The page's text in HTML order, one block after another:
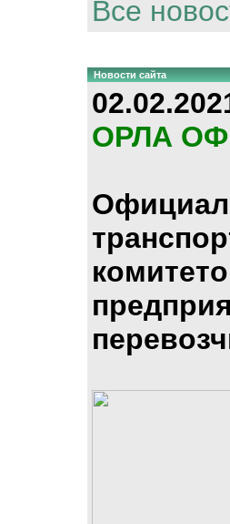
Все
Новости сайта
ОРЛА